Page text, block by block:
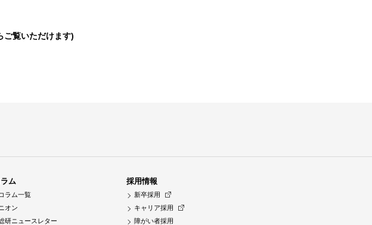
ご覧いただけます)
ム
ラム一覧
オン
研ニュースレター
採用情報
新卒採用
キャリア採用
障がい者採用